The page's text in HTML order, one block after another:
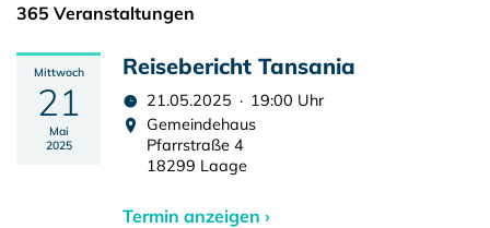
365 Veranstaltungen
Mittwoch
21
Mai
2025
Reisebericht Tansania
21.05.2025 · 19:00 Uhr
Gemeindehaus
Pfarrstraße 4
18299 Laage
Termin anzeigen ›